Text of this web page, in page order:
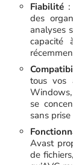
Fiabilité
des
analyses
capacité
tous vos
se
sans
Avast
de